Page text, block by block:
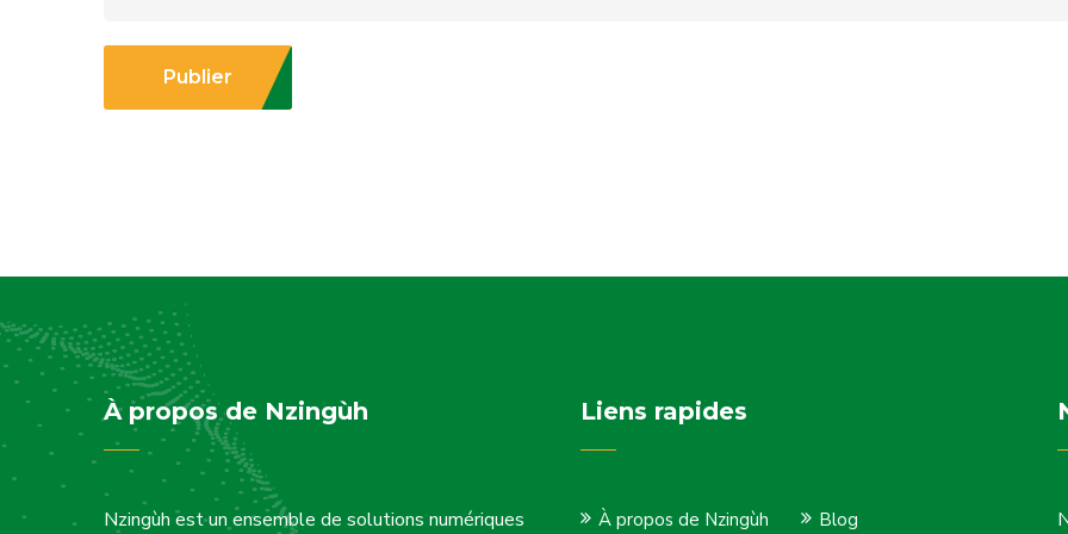
Publier
À propos de Nzingùh
Nzingùh est un ensemble de solutions numériques
Liens rapides
À propos de Nzingùh Blog